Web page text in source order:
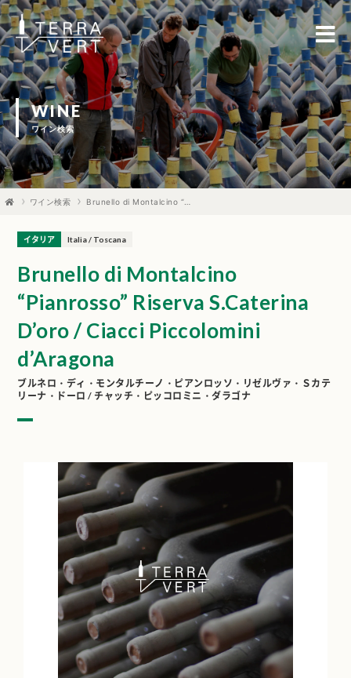
WINE
ワイン検索
ワイン検索
Brunello di Montalcino
“Pianrosso” Riserva S.Caterina
D’oro / Ciacci Piccolomini
d’Aragona
ブルネロ・ディ・モンタルチーノ・ピアンロッソ・リゼルヴァ・Ｓカテ
リーナ・ドーロ / チャッチ・ピッコロミニ・ダラゴナ
イタリア Italia / Toscana